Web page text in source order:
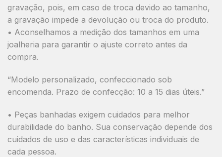
gravação, pois, em caso de troca devido ao tamanho,
a gravação impede a devolução ou troca do produto.
• Aconselhamos a medição dos tamanhos em uma
joalheria para garantir o ajuste correto antes da
compra.
“Modelo personalizado, confeccionado sob
encomenda. Prazo de confecção: 10 a 15 dias úteis.”
• Peças banhadas exigem cuidados para melhor
durabilidade do banho. Sua conservação depende dos
cuidados de uso e das características individuais de
cada pessoa.